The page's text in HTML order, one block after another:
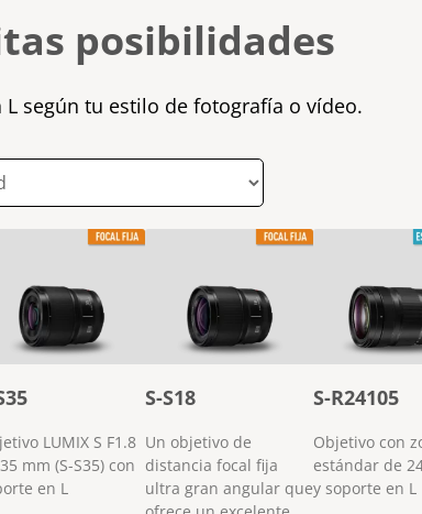
posibilidades
según tu estilo de fotografía o vídeo.
LUMIX S F1.8
mm (S-S35) con
en L
S-S18
Un objetivo de
distancia focal fija
ultra gran angular que
S-R24105
Objetivo con
estándar de
y soporte en L